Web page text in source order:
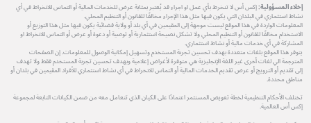
إخلاء المسؤولية:إكس أس لا تنخرط بأي عمل او اجراء قد يُعتبر بمثابة عرض للخدمات المالية أو التماس للانخراط في أي
نشاط استثماري في البلدان التي يكون فيها مثل هذا الإجراء مخالفًا للقانون أو التنظيم المحلي.
المعلومات الواردة في هذا الموقع ليست موجهة إلى المقيمين في أي بلد أو ولاية قضائية يكون فيها مثل هذا التوزيع أو
الاستخدام مخالفًا للقانون أو التنظيم المحلي ولا تشكل نصيحة استثمارية أو توصية أو دعوة أو عرض أو التماس للانخراط او
المشاركة في أي خدمات مالية أو نشاط استثماري.
يتوفر هذا الموقع بلغات متعددة بهدف تحسين تجربة المستخدم وتسهيل إمكانية الوصول للمعلومات. إن الصفحات
المترجمة الي لغات أخرى غير اللغة الإنجليزية هي متوفرة لأغراض إعلامية وبهدف تحسين تجربة المستخدم فقط ولا تهدف
إلى تقديم أو الترويج أو عرض تقديم الخدمات المالية أو التماس للانخراط في أي نشاط استثماري للأفراد المقيمين في بلدان أو
مناطق محددة.
تختلف الأحكام التنظيمية لخطة تعويض المستثمر اعتمادًا على الكيان الذي تتعامل معه من ضمن الكيانات التابعة لمجموعة
إكس أس العالمية.